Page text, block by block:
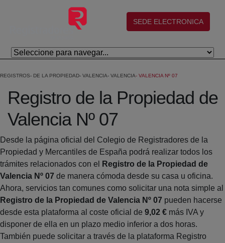
Skip to Main Content
(abre en nueva ventana)
SEDE ELECTRONICA
REGISTROS DE LA PROPIEDAD VALENCIA VALENCIA VALENCIA Nº 07
Registro de la Propiedad de
Valencia Nº 07
Desde la página oficial del Colegio de Registradores de la
Propiedad y Mercantiles de España podrá realizar todos los
trámites relacionados con el
Registro de la Propiedad de
Valencia Nº 07 de manera cómoda desde su casa u oficina.
Ahora, servicios tan comunes como solicitar una nota simple al
Registro de la Propiedad de Valencia Nº 07 pueden hacerse
desde esta plataforma al coste oficial de 9,02 € más IVA y
disponer de ella en un plazo medio inferior a dos horas.
También puede solicitar a través de la plataforma Registro